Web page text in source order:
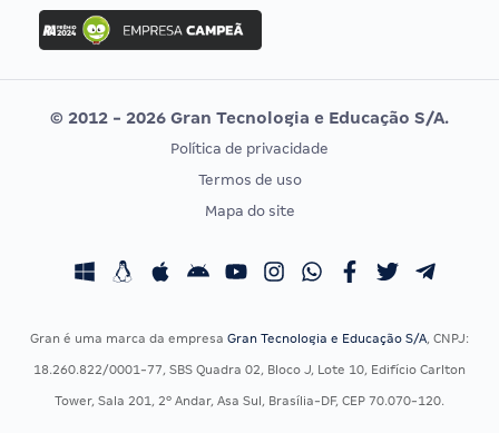
Concurso Ibama
Concurso MPU
Editais publicados
Vunesp
CONCURSOS POR PROFISSÃO
Concursos Fiscais
Concursos Saúde
EXAME DE ORDEM
Calendário OAB
© 2012 - 2026 Gran Tecnologia e Educação S/A.
Política de privacidade
Termos de uso
Mapa do site
Gran é uma marca da empresa Gran Tecnologia e Educação S/A, CNPJ:
18.260.822/0001-77, SBS Quadra 02, Bloco J, Lote 10, Edifício Carlton
Tower, Sala 201, 2º Andar, Asa Sul, Brasília-DF, CEP 70.070-120.